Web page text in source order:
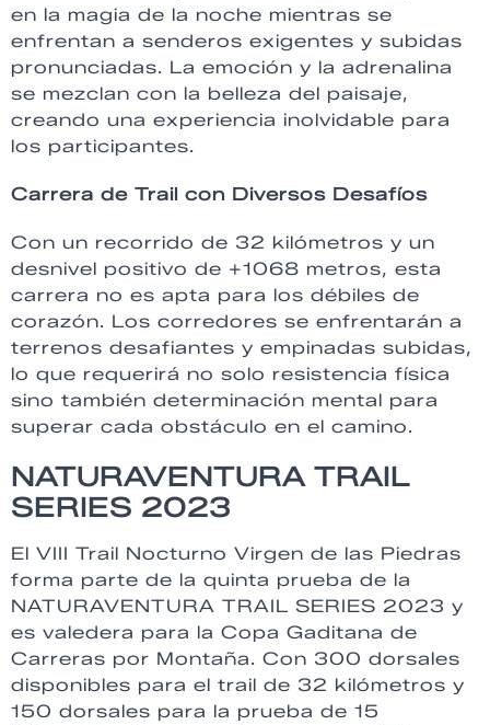
en la magia de la noche mientras se
enfrentan a senderos exigentes y subidas
pronunciadas. La emoción y la adrenalina
se mezclan con la belleza del paisaje,
creando una experiencia inolvidable para
los participantes.
Carrera de Trail con Diversos Desafíos
Con un recorrido de 32 kilómetros y un
desnivel positivo de +1068 metros, esta
carrera no es apta para los débiles de
corazón. Los corredores se enfrentarán a
terrenos desafiantes y empinadas subidas,
lo que requerirá no solo resistencia física
sino también determinación mental para
superar cada obstáculo en el camino.
NATURAVENTURA TRAIL
SERIES 2023
El VIII Trail Nocturno Virgen de las Piedras
forma parte de la quinta prueba de la
NATURAVENTURA TRAIL SERIES 2023 y
es valedera para la Copa Gaditana de
Carreras por Montaña. Con 300 dorsales
disponibles para el trail de 32 kilómetros y
150 dorsales para la prueba de 15